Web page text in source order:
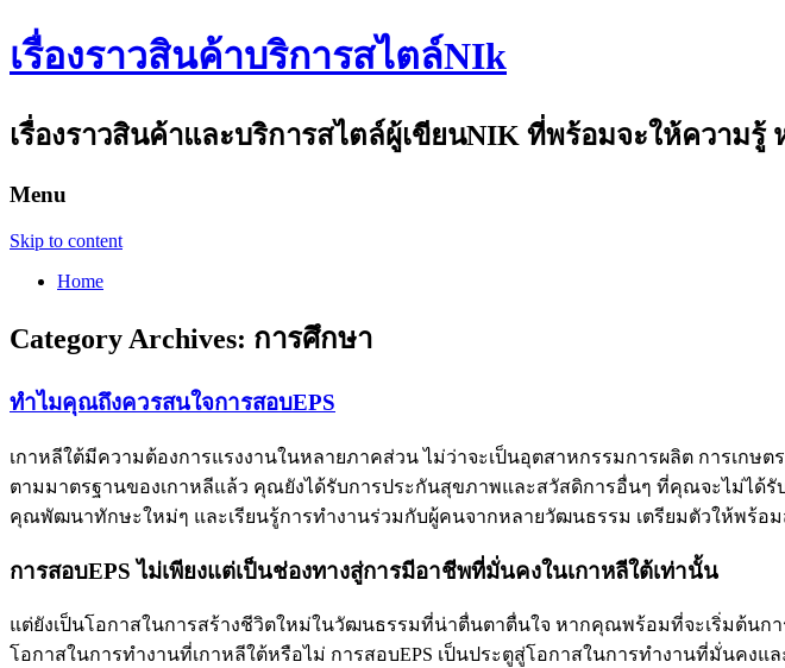
เรื่องราวสินค้าบริการสไตล์NIk
เรื่องราวสินค้าและบริการสไตล์ผู้เขียนNIK ที่พร้อมจะให้ความรู้
Menu
Skip to content
Home
Category Archives: การศึกษา
ทำไมคุณถึงควรสนใจการสอบEPS
เกาหลีใต้มีความต้องการแรงงานในหลายภาคส่วน ไม่ว่าจะเป็นอุตสาหกรรมการผลิต การเกษต
ตามมาตรฐานของเกาหลีแล้ว คุณยังได้รับการประกันสุขภาพและสวัสดิการอื่นๆ ที่คุณจะไม่ได้
คุณพัฒนาทักษะใหม่ๆ และเรียนรู้การทำงานร่วมกับผู้คนจากหลายวัฒนธรรม เตรียมตัวให้พร้อ
การสอบEPS ไม่เพียงแต่เป็นช่องทางสู่การมีอาชีพที่มั่นคงในเกาหลีใต้เท่านั้น
แต่ยังเป็นโอกาสในการสร้างชีวิตใหม่ในวัฒนธรรมที่น่าตื่นตาตื่นใจ หากคุณพร้อมที่จะเริ่มต้น
โอกาสในการทำงานที่เกาหลีใต้หรือไม่ การสอบEPS เป็นประตูสู่โอกาสในการทำงานที่มั่นค